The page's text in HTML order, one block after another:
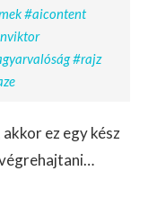
#aicontent
#rajz
ez egy kész